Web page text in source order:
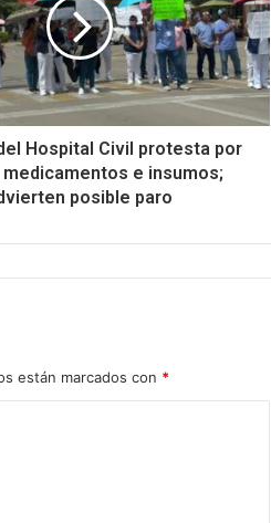
Hospital Civil protesta por
e insumos;
posible paro
están marcados con *